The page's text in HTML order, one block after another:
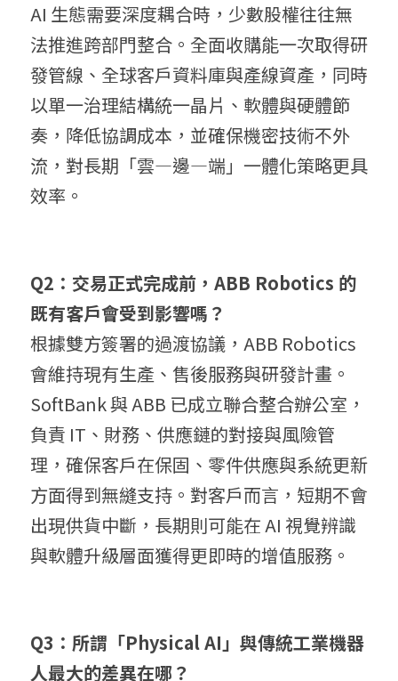
AI 生態需要深度耦合時，少數股權往往無
法推進跨部門整合。全面收購能一次取得研
發管線、全球客戶資料庫與產線資產，同時
以單一治理結構統一晶片、軟體與硬體節
奏，降低協調成本，並確保機密技術不外
流，對長期「雲—邊—端」一體化策略更具
效率。
Q2：交易正式完成前，ABB Robotics 的
既有客戶會受到影響嗎？
根據雙方簽署的過渡協議，ABB Robotics
會維持現有生產、售後服務與研發計畫。
SoftBank 與 ABB 已成立聯合整合辦公室，
負責 IT、財務、供應鏈的對接與風險管
理，確保客戶在保固、零件供應與系統更新
方面得到無縫支持。對客戶而言，短期不會
出現供貨中斷，長期則可能在 AI 視覺辨識
與軟體升級層面獲得更即時的增值服務。
Q3：所謂「Physical AI」與傳統工業機器
人最大的差異在哪？